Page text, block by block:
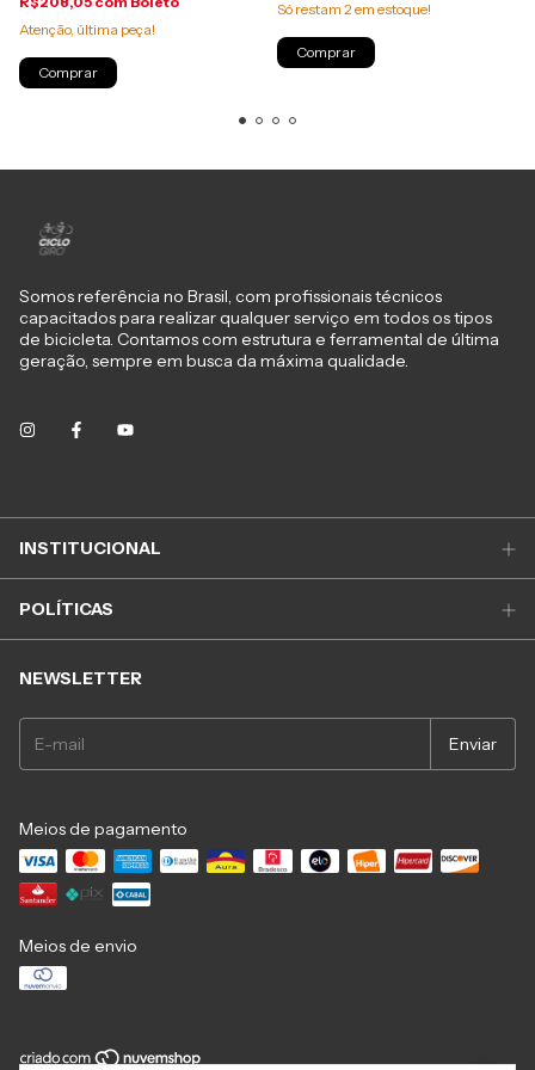
Atenção, última peça!
Só restam 2em estoque!
Somos referência no Brasil, com profissionais técnicos
capacitados para realizar qualquer serviço em todos os tipos
de bicicleta. Contamos com estrutura e ferramental de última
geração, sempre em busca da máxima qualidade.
INSTITUCIONAL
POLÍTICAS
NEWSLETTER
Meios de pagamento
Meios de envio